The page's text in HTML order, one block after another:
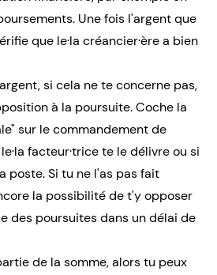
Une fois l'argent que
que le·la créancier·ère a bien
si cela ne te concerne pas,
à la poursuite. Coche la
sur le commandement de
facteur·trice te le délivre ou si
poste. Si tu ne l'as pas fait
la possibilité de t'y opposer
des poursuites dans un délai de
de la somme, alors tu peux